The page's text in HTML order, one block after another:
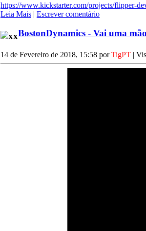
https://www.kickstarter.com/projects/flipper-
Leia Mais | Escrever comentário
BostonDynamics - Vai uma
14 de Fevereiro de 2018, 15:58 porTigPT |